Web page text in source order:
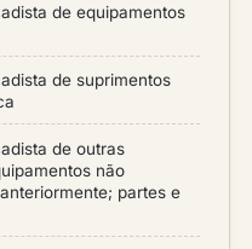
de equipamentos
de suprimentos
de outras
não
partes e